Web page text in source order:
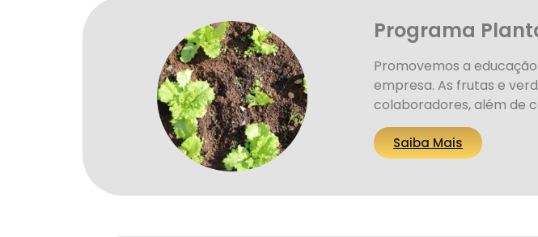
Programa
Promovemos a
empresa. As frutas e
colaboradores, além de
Saiba Mais